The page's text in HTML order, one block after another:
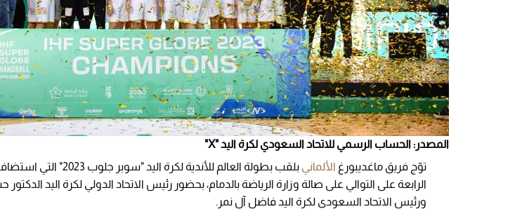
المصدر: الحساب الرسمي للاتحاد السعودي لكرة اليد "X"
توّج فريق ماغديبورغ الألماني بلقب بطولة العالم للأندية لكرة اليد "سوبر جلوب 2023" التي استضافتها
الرابعة على التوالي على صالة وزارة الرياضة بالدمام، بحضور رئيس الاتحاد الدولي لكرة اليد
ورئيس الاتحاد السعودي لكرة اليد فاضل آل نمر.